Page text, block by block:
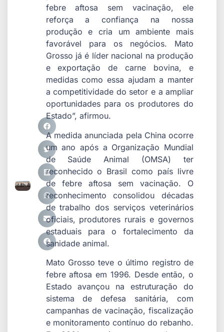
febre aftosa sem vacinação, ele
reforça a confiança na nossa
produção e cria um ambiente mais
favorável para os negócios. Mato
Grosso já é líder nacional na produção
e exportação de carne bovina, e
medidas como essa ajudam a manter
a competitividade do setor e a ampliar
oportunidades para os produtores do
Estado”, afirmou.
A medida anunciada pela China ocorre
um ano após a Organização Mundial
de Saúde Animal (OMSA) ter
reconhecido o Brasil como país livre
de febre aftosa sem vacinação. O
reconhecimento consolidou décadas
de trabalho dos serviços veterinários
oficiais, produtores rurais e governos
estaduais para o fortalecimento da
sanidade animal.
Mato Grosso teve o último registro de
febre aftosa em 1996. Desde então, o
Estado avançou na estruturação do
sistema de defesa sanitária, com
campanhas de vacinação, fiscalização
e monitoramento contínuo do rebanho.